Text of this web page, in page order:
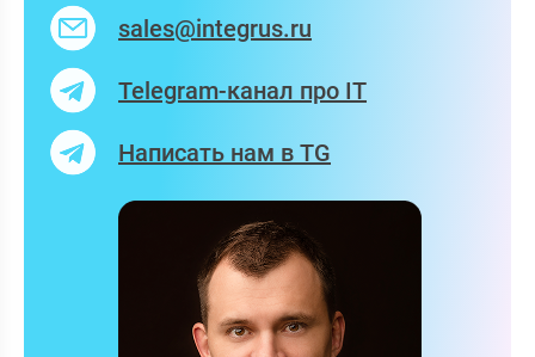
Telegram-канал про IT
sales@integrus.ru
Написать нам в TG